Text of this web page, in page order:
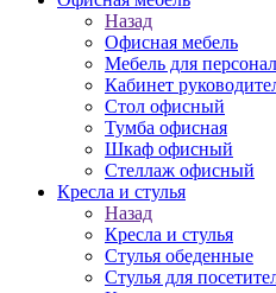
Назад
Офисная мебель
Мебель для
Кабинет
Стол офисный
Тумба офисная
Шкаф офисный
Стеллаж офисный
Кресла и стулья
Назад
Кресла и стулья
Стулья обеденные
Стулья для